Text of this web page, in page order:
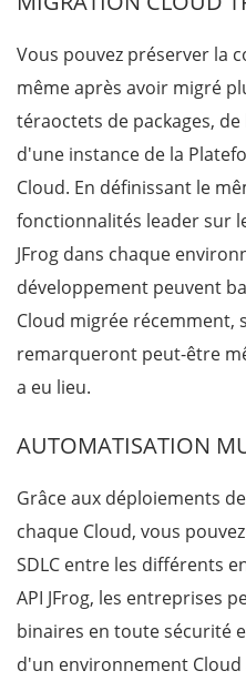
Vous pouvez préserver la
même après avoir migré
téraoctets de packages,
d'une instance de la
Cloud. En définissant le
fonctionnalités leader sur
JFrog dans chaque
développement peuvent
Cloud migrée récemment,
remarqueront peut-être
a eu lieu.
AUTOMATISATION
Grâce aux déploiements
chaque Cloud, vous
SDLC entre les différents
API JFrog, les entreprises
binaires en toute sécurité
d'un environnement Cloud